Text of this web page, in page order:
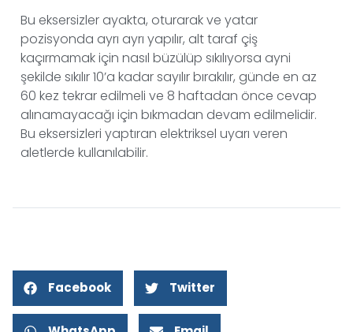
Bu eksersizler ayakta, oturarak ve yatar
pozisyonda ayrı ayrı yapılır, alt taraf çiş
kaçırmamak için nasıl büzülüp sıkılıyorsa ayni
şekilde sıkılır 10’a kadar sayılır bırakılır, günde en az
60 kez tekrar edilmeli ve 8 haftadan önce cevap
alınamayacağı için bıkmadan devam edilmelidir.
Bu eksersizleri yaptıran elektriksel uyarı veren
aletlerde kullanılabilir.
Facebook Twitter